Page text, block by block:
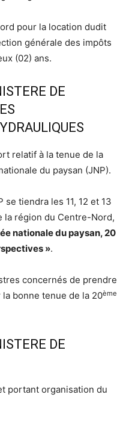
pour la location dudit
générale des impôts
(02) ans.
DE
relatif à la tenue de la
du paysan (JNP).
se tiendra les 11, 12 et 13
la région du Centre-Nord,
nationale du paysan, 20
».
concernés de prendre
bonne tenue de la 20ème
DE
portant organisation du